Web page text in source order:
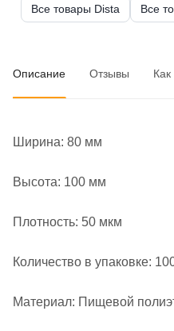
Все товары Dista Все
Описание Отзывы Как
Ширина: 80 мм
Высота: 100 мм
Плотность: 50 мкм
Количество в упаковке:
Материал: Пищевой